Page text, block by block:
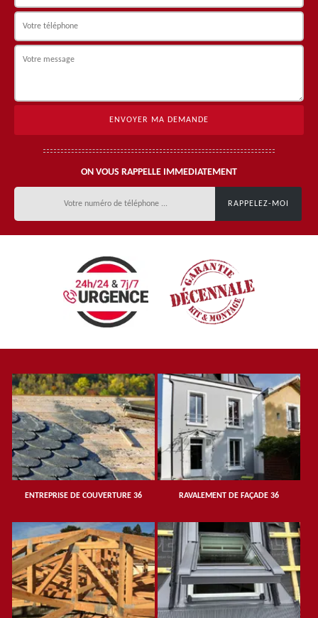
ON VOUS RAPPELLE IMMEDIATEMENT
ENTREPRISE DE COUVERTURE 36 RAVALEMENT DE FAÇADE 36